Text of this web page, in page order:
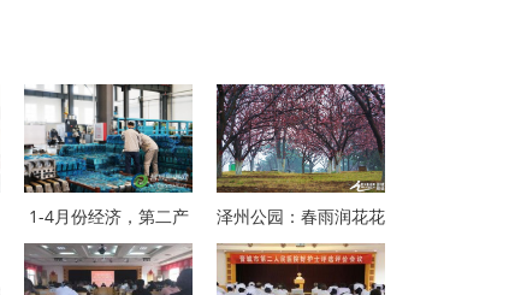
1-4月份经济，第二产 泽州公园：春雨润花花